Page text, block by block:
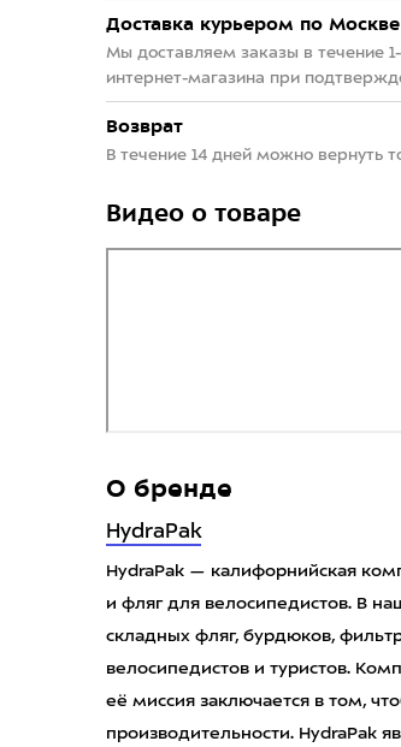
Доставка курьером по Москве
Мы доставляем заказы в течение
интернет-магазина при
Возврат
В течение 14 дней можно вернуть
Видео о товаре
О бренде
HydraPak
HydraPak — калифорнийская
и фляг для велосипедистов. В
складных фляг, бурдюков,
велосипедистов и туристов.
её миссия заключается в том,
производительности. HydraPak